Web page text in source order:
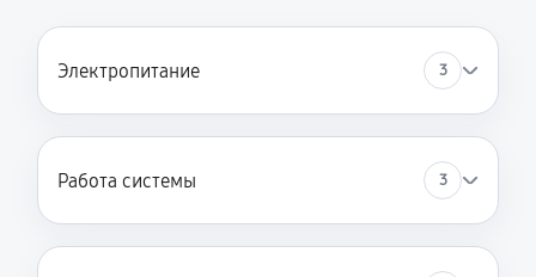
Электропитание 3
Работа системы 3